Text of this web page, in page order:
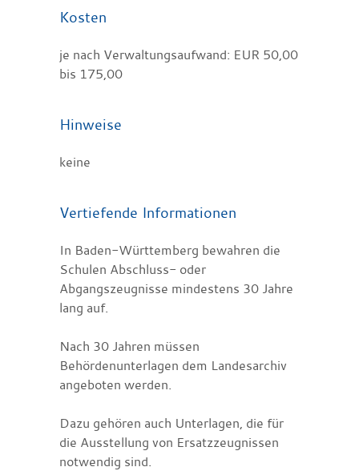
Kosten
je nach Verwaltungsaufwand: EUR 50,00
bis 175,00
Hinweise
keine
Vertiefende Informationen
In Baden-Württemberg bewahren die
Schulen Abschluss- oder
Abgangszeugnisse mindestens 30 Jahre
lang auf.
Nach 30 Jahren müssen
Behördenunterlagen dem Landesarchiv
angeboten werden.
Dazu gehören auch Unterlagen, die für
die Ausstellung von Ersatzzeugnissen
notwendig sind.